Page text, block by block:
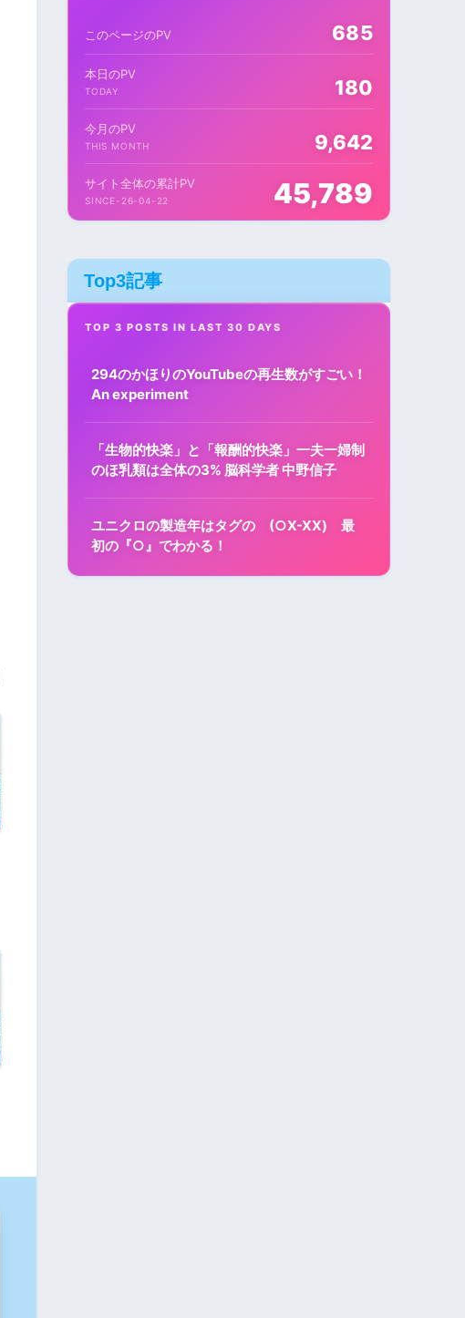
このページのPV 685
本日のPV
TODAY 180
今月のPV
THIS MONTH 9,642
サイト全体の累計PV
SINCE-26-04-22 45,789
Top3記事
TOP 3 POSTS IN LAST 30 DAYS
294のかほりのYouTubeの再生数がすごい！
An experiment
「生物的快楽」と「報酬的快楽」一夫一婦制
のほ乳類は全体の3% 脳科学者 中野信子
ユニクロの製造年はタグの (○X-XX) 最
初の『○』でわかる！